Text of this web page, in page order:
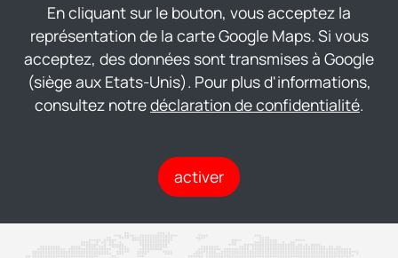
En cliquant sur le bouton, vous acceptez la
représentation de la carte Google Maps. Si vous
acceptez, des données sont transmises à Google
(siège aux Etats-Unis). Pour plus d'informations,
consultez notredéclaration de confidentialité.
activer